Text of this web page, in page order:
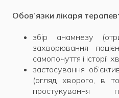
Обов’язки лікаря
збір анамнезу
захворювання
самопочуття і історії
застосування
(огляд хворого, в
простукування